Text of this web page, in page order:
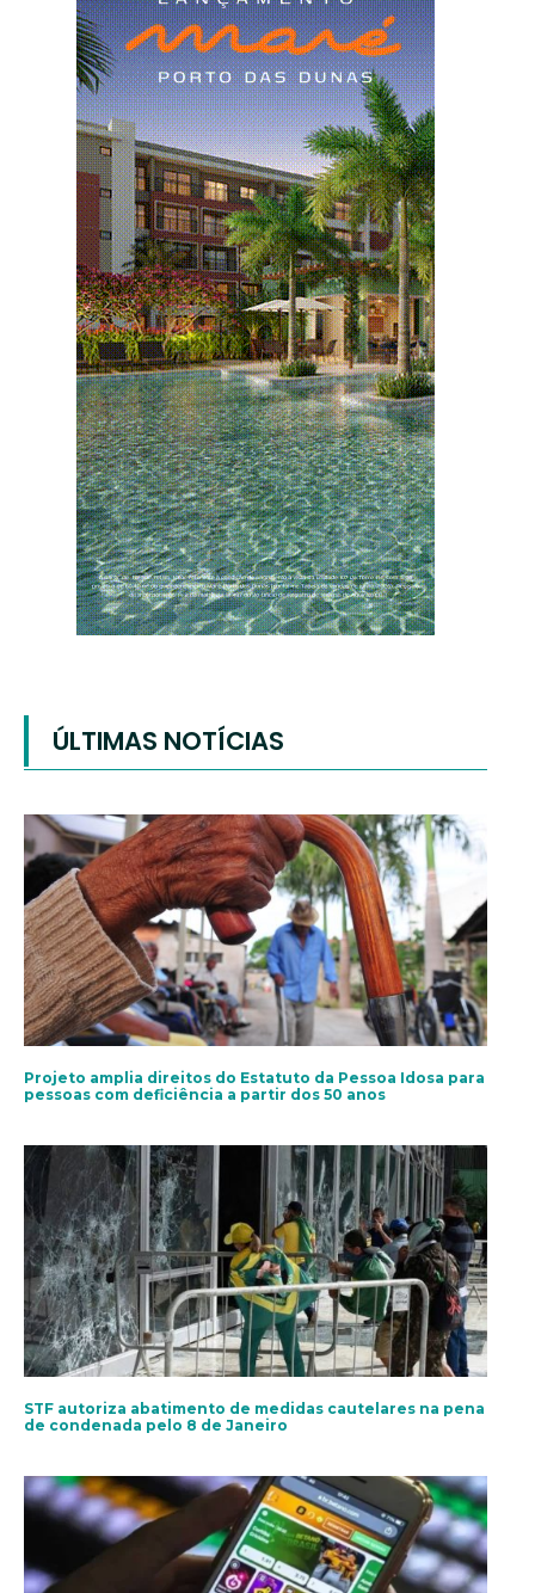
ÚLTIMAS NOTÍCIAS
Projeto amplia direitos do Estatuto da Pessoa Idosa para
pessoas com deficiência a partir dos 50 anos
STF autoriza abatimento de medidas cautelares na pena
de condenada pelo 8 de Janeiro